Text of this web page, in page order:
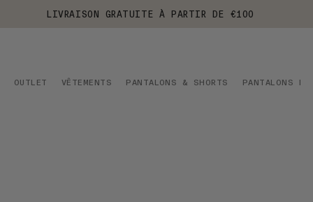
LIVRAISON GRATUITE À PARTIR DE €100
OUTLET VÊTEMENTS PANTALONS & SHORTS PANTALONS